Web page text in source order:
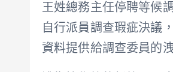
王姓總務主任停聘等候
自行派員調查瑕疵決議
資料提供給調查委員的